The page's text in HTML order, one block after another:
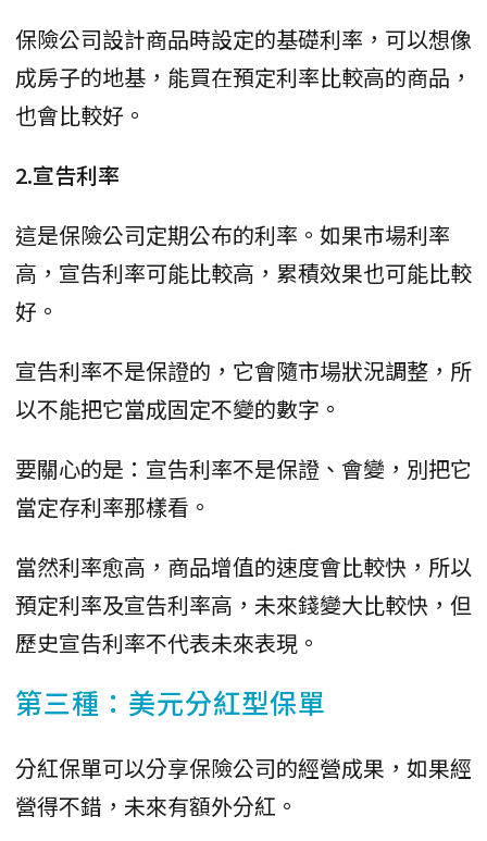
保險公司設計商品時設定的基礎利率，可以想像
成房子的地基，能買在預定利率比較高的商品，
也會比較好。
2.宣告利率
這是保險公司定期公布的利率。如果市場利率
高，宣告利率可能比較高，累積效果也可能比較
好。
宣告利率不是保證的，它會隨市場狀況調整，所
以不能把它當成固定不變的數字。
要關心的是：宣告利率不是保證、會變，別把它
當定存利率那樣看。
當然利率愈高，商品增值的速度會比較快，所以
預定利率及宣告利率高，未來錢變大比較快，但
歷史宣告利率不代表未來表現。
第三種：美元分紅型保單
分紅保單可以分享保險公司的經營成果，如果經
營得不錯，未來有額外分紅。